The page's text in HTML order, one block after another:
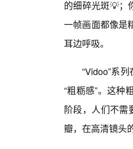
的细碎光斑💡；
一帧画面都像是
耳边呼吸。
“Vidoo”系
“粗粝感”。这种
阶段，人们不需
瓣，在高清镜头